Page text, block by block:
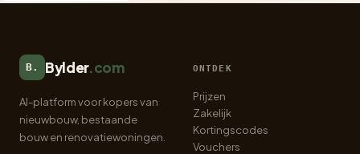
B. Bylder.com
AI-platform voor kopers van
nieuwbouw, bestaande
bouw en renovatiewoningen.
ONTDEK
Prijzen
Zakelijk
Kortingscodes
Vouchers